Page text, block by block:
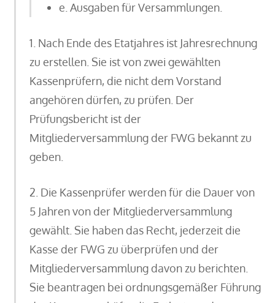
e. Ausgaben für Versammlungen.
1. Nach Ende des Etatjahres ist Jahresrechnung
zu erstellen. Sie ist von zwei gewählten
Kassenprüfern, die nicht dem Vorstand
angehören dürfen, zu prüfen. Der
Prüfungsbericht ist der
Mitgliederversammlung der FWG bekannt zu
geben.
2. Die Kassenprüfer werden für die Dauer von
5 Jahren von der Mitgliederversammlung
gewählt. Sie haben das Recht, jederzeit die
Kasse der FWG zu überprüfen und der
Mitgliederversammlung davon zu berichten.
Sie beantragen bei ordnungsgemäßer Führung